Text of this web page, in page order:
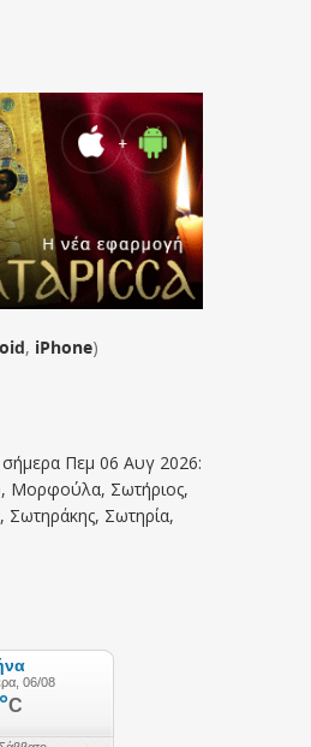
, iPhone)
Πεμ 06 Αυγ 2026:
Μορφούλα, Σωτήριος,
Σωτηράκης, Σωτηρία,